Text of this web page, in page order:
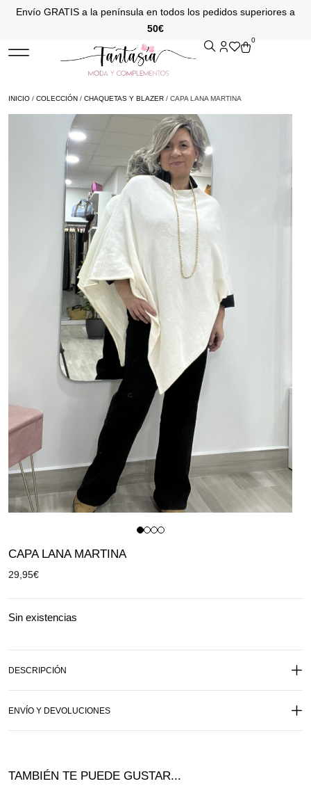
Envío GRATIS a la península en todos los pedidos superiores a
50€
0
INICIO / COLECCIÓN / CHAQUETAS Y BLAZER / CAPA LANA MARTINA
CAPA LANA MARTINA
29,95€
Sin existencias
DESCRIPCIÓN
ENVÍO Y DEVOLUCIONES
TAMBIÉN TE PUEDE GUSTAR...